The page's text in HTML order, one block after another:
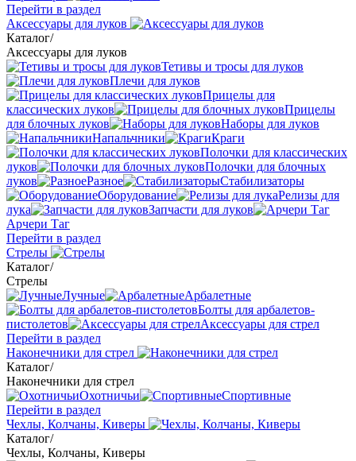
Перейти в раздел
Аксессуары для луков
Каталог/
Аксессуары для луков
Тетивы и тросы для луков
Плечи для луков
Прицелы для
классических луков
Прицелы
для блочных луков
Наборы для луков
Напальчники
Краги
Полочки для классических
луков
Полочки для блочных
луков
Разное
Стабилизаторы
Оборудование
Релизы для
лука
Запчасти для луков
Арчери Таг
Перейти в раздел
Стрелы
Каталог/
Стрелы
Лучные
Арбалетные
Болты для арбалетов-
пистолетов
Аксессуары для стрел
Перейти в раздел
Наконечники для стрел
Каталог/
Наконечники для стрел
Охотничьи
Спортивные
Перейти в раздел
Чехлы, Колчаны, Киверы
Каталог/
Чехлы, Колчаны, Киверы